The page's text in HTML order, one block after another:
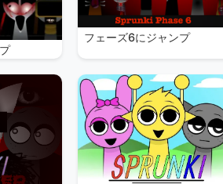
フェーズ6にジャンプ